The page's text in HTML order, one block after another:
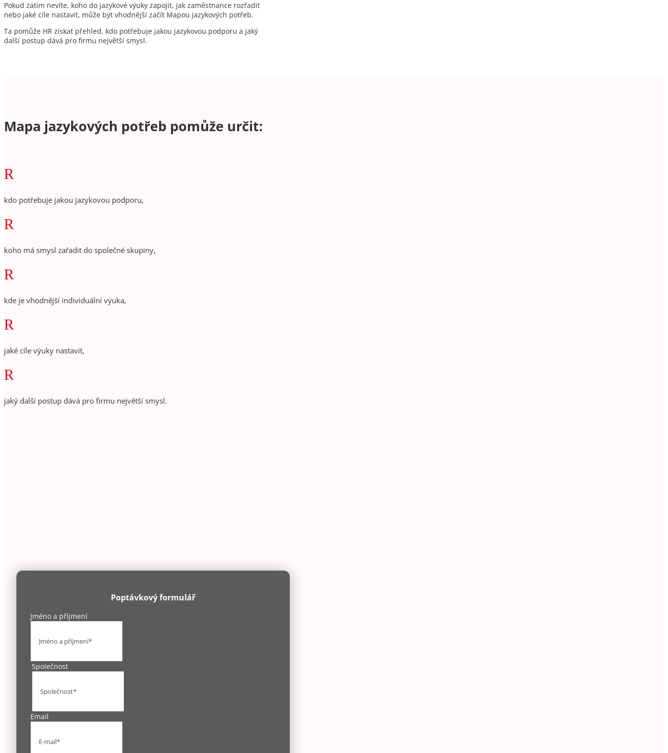
Pokud zatím nevíte, koho do jazykové výuky zapojit, jak zaměstnance rozřadit
nebo jaké cíle nastavit, může být vhodnější začít Mapou jazykových potřeb.
Ta pomůže HR získat přehled, kdo potřebuje jakou jazykovou podporu a jaký
další postup dává pro firmu největší smysl.
Mapa jazykových potřeb pomůže určit:
R
kdo potřebuje jakou jazykovou podporu,
R
koho má smysl zařadit do společné skupiny,
R
kde je vhodnější individuální výuka,
R
jaké cíle výuky nastavit,
R
jaký další postup dává pro firmu největší smysl.
Poptávkový formulář
Jméno a příjmení
Společnost
Email